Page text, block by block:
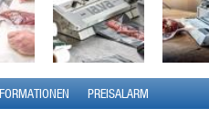
PREISALARM